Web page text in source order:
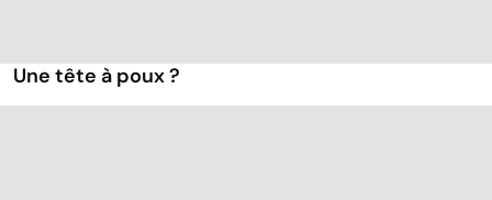
Une tête à poux ?